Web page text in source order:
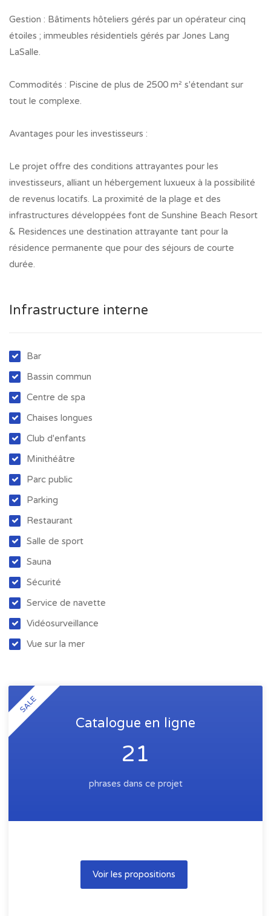
Gestion : Bâtiments hôteliers gérés par un opérateur cinq
étoiles ; immeubles résidentiels gérés par Jones Lang
LaSalle.
Commodités : Piscine de plus de 2500 m² s'étendant sur
tout le complexe.
Avantages pour les investisseurs :
Le projet offre des conditions attrayantes pour les
investisseurs, alliant un hébergement luxueux à la possibilité
de revenus locatifs. La proximité de la plage et des
infrastructures développées font de Sunshine Beach Resort
& Residences une destination attrayante tant pour la
résidence permanente que pour des séjours de courte
durée.
Infrastructure interne
Bar
Bassin commun
Centre de spa
Chaises longues
Club d'enfants
Minithéâtre
Parc public
Parking
Restaurant
Salle de sport
Sauna
Sécurité
Service de navette
Vidéosurveillance
Vue sur la mer
SALE
Catalogue en ligne
21
phrases dans ce projet
Voir les propositions